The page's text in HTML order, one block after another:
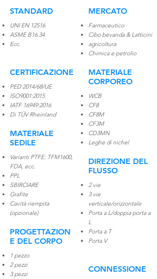
STANDARD
UNI EN 12516
ASME B16.34
​Ecc.
CERTIFICAZIONE
PED 2014/68/UE
ISO9001:2015
IATF 16949:2016
Di TÜV Rheinland
MATERIALE
SEDILE
Varianti PTFE: TFM1600,
FDA, ecc.
PPL
SBIRCIARE
Grafite
Cavità riempita
(opzionale)
PROGETTAZION
E DEL CORPO
1 pezzo
2 pezzi
3 pezzi
MERCATO
Farmaceutico
Cibo bevanda & Latticini
agricoltura
Chimica e petrolio
MATERIALE
CORPOREO
WCB
CF8
CF8M
CF3M
CD3MN
Leghe di nichel
DIREZIONE DEL
FLUSSO
2 vie
3 vie
verticale/orizzontale
Porta a L/doppia porta a
L
Porta a T
Porta V
CONNESSIONE